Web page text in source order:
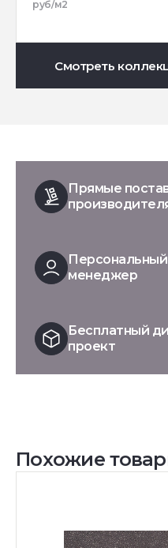
руб/м2
Смотреть
Прямые
Персональный
менеджер
Бесплатный
проект
Похожие